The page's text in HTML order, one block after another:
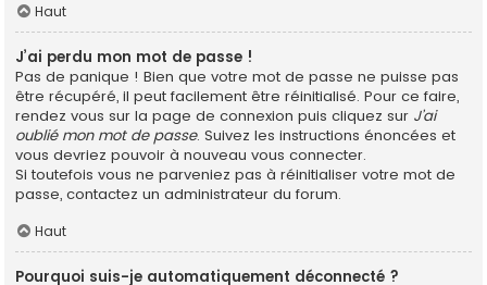
Haut
J’ai perdu mon mot de passe !
Pas de panique ! Bien que votre mot de passe ne puisse pas
être récupéré, il peut facilement être réinitialisé. Pour ce faire,
rendez vous sur la page de connexion puis cliquez sur J’ai
oublié mon mot de passe. Suivez les instructions énoncées et
vous devriez pouvoir à nouveau vous connecter.
Si toutefois vous ne parveniez pas à réinitialiser votre mot de
passe, contactez un administrateur du forum.
Haut
Pourquoi suis-je automatiquement déconnecté ?